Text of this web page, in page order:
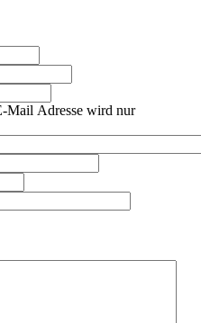
Mail Adresse wird nur